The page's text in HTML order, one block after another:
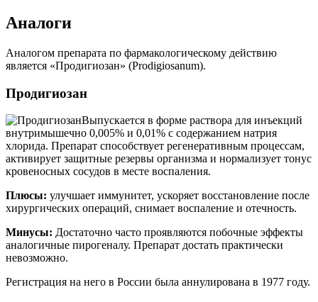
Аналоги
Аналогом препарата по фармакологическому действию
является «Продигиозан» (Prodigiosanum).
Продигиозан
Выпускается в форме раствора для инъекций
внутримышечно 0,005% и 0,01% с содержанием натрия
хлорида. Препарат способствует регенеративным процессам,
активирует защитные резервы организма и нормализует тонус
кровеносных сосудов в месте воспаления.
Плюсы: улучшает иммунитет, ускоряет восстановление после
хирургических операций, снимает воспаление и отечность.
Минусы: Достаточно часто проявляются побочные эффекты
аналогичные пирогеналу. Препарат достать практически
невозможно.
Регистрация на него в России была аннулирована в 1977 году.